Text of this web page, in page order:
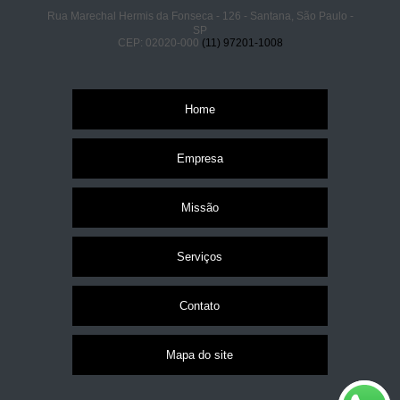
Rua Marechal Hermis da Fonseca - 126 - Santana, São Paulo -
SP
CEP: 02020-000 (11) 97201-1008
Home
Empresa
Missão
Serviços
Contato
Mapa do site